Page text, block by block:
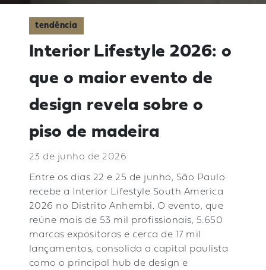
tendência
Interior Lifestyle 2026: o
que o maior evento de
design revela sobre o
piso de madeira
23 de junho de 2026
Entre os dias 22 e 25 de junho, São Paulo
recebe a Interior Lifestyle South America
2026 no Distrito Anhembi. O evento, que
reúne mais de 53 mil profissionais, 5.650
marcas expositoras e cerca de 17 mil
lançamentos, consolida a capital paulista
como o principal hub de design e